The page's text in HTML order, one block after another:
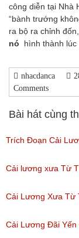
công diễn tại Nhà
“bành trướng
ra bộ ra chỉnh
nó
hình thành lúc
nhacdanca
Comments
Bài hát cùng
Trích Đoạn Cải
Phần 1
(Lượt nghe:
Cải lương xưa Từ
Cổ
(Lượt nghe: 259)
Cải Lương Xưa Từ
Cổ
Cải Lương Đãi Yến